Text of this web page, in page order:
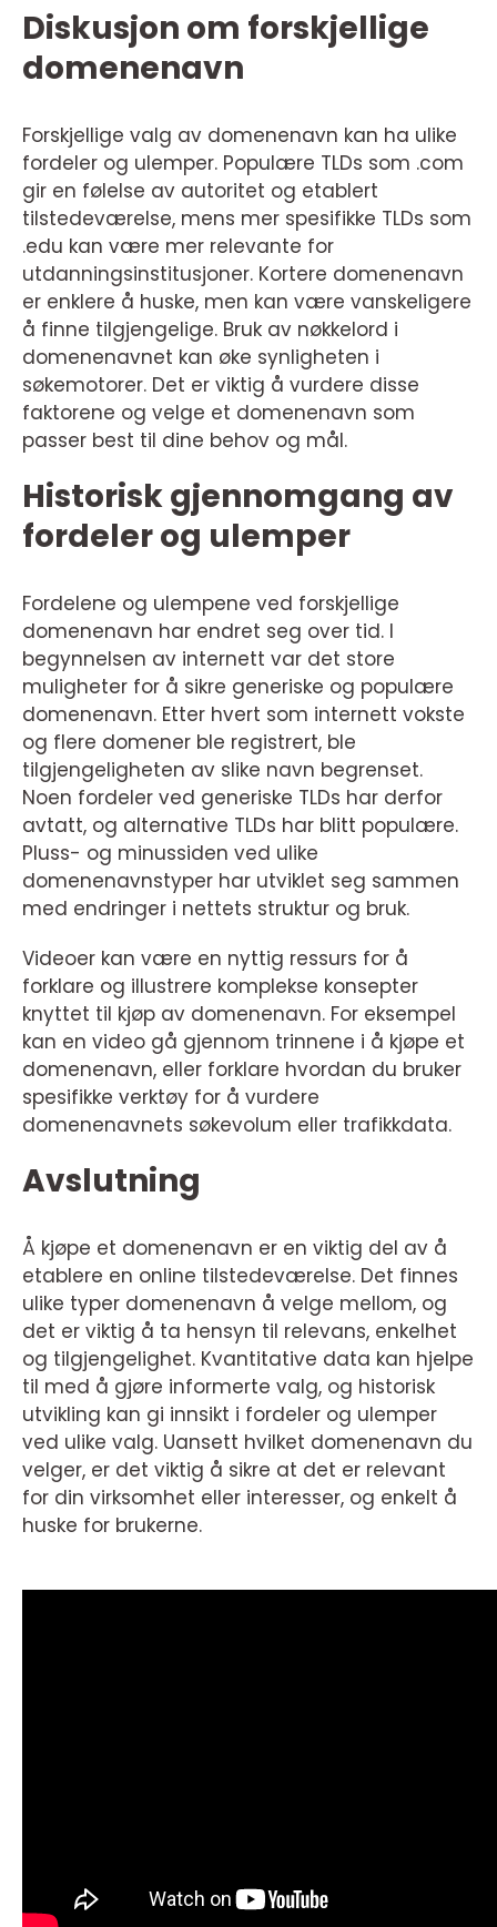
Diskusjon om forskjellige
domenenavn
Forskjellige valg av domenenavn kan ha ulike
fordeler og ulemper. Populære TLDs som .com
gir en følelse av autoritet og etablert
tilstedeværelse, mens mer spesifikke TLDs som
.edu kan være mer relevante for
utdanningsinstitusjoner. Kortere domenenavn
er enklere å huske, men kan være vanskeligere
å finne tilgjengelige. Bruk av nøkkelord i
domenenavnet kan øke synligheten i
søkemotorer. Det er viktig å vurdere disse
faktorene og velge et domenenavn som
passer best til dine behov og mål.
Historisk gjennomgang av
fordeler og ulemper
Fordelene og ulempene ved forskjellige
domenenavn har endret seg over tid. I
begynnelsen av internett var det store
muligheter for å sikre generiske og populære
domenenavn. Etter hvert som internett vokste
og flere domener ble registrert, ble
tilgjengeligheten av slike navn begrenset.
Noen fordeler ved generiske TLDs har derfor
avtatt, og alternative TLDs har blitt populære.
Pluss- og minussiden ved ulike
domenenavnstyper har utviklet seg sammen
med endringer i nettets struktur og bruk.
Videoer kan være en nyttig ressurs for å
forklare og illustrere komplekse konsepter
knyttet til kjøp av domenenavn. For eksempel
kan en video gå gjennom trinnene i å kjøpe et
domenenavn, eller forklare hvordan du bruker
spesifikke verktøy for å vurdere
domenenavnets søkevolum eller trafikkdata.
Avslutning
Å kjøpe et domenenavn er en viktig del av å
etablere en online tilstedeværelse. Det finnes
ulike typer domenenavn å velge mellom, og
det er viktig å ta hensyn til relevans, enkelhet
og tilgjengelighet. Kvantitative data kan hjelpe
til med å gjøre informerte valg, og historisk
utvikling kan gi innsikt i fordeler og ulemper
ved ulike valg. Uansett hvilket domenenavn du
velger, er det viktig å sikre at det er relevant
for din virksomhet eller interesser, og enkelt å
huske for brukerne.